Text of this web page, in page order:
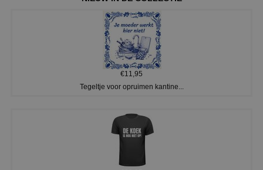
€11,95
Tegeltje voor opruimen kantine...